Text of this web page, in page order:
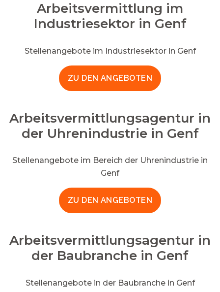
Arbeitsvermittlung im
Industriesektor in Genf
Stellenangebote im Industriesektor in Genf
ZU DEN ANGEBOTEN
Arbeitsvermittlungsagentur in
der Uhrenindustrie in Genf
Stellenangebote im Bereich der Uhrenindustrie in
Genf
ZU DEN ANGEBOTEN
Arbeitsvermittlungsagentur in
der Baubranche in Genf
Stellenangebote in der Baubranche in Genf